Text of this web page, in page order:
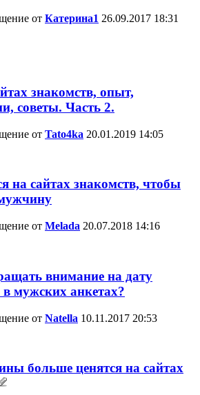
от Катерина1 26.09.2017 18:31
знакомств, опыт,
советы. Часть 2.
от Tato4ka 20.01.2019 14:05
на сайтах знакомств, чтобы
от Melada 20.07.2018 14:16
внимание на дату
в мужских анкетах?
от Natella 10.11.2017 20:53
больше ценятся на сайтах